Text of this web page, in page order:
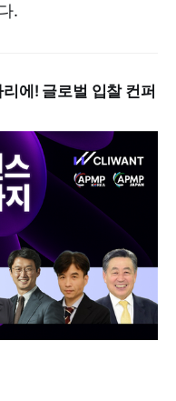
.
에! 글로벌 입찰 컨퍼